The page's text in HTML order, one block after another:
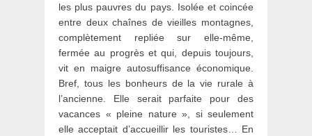
les plus pauvres du pays. Isolée et coincée
entre deux chaînes de vieilles montagnes,
complètement repliée sur elle-même,
fermée au progrès et qui, depuis toujours,
vit en maigre autosuffisance économique.
Bref, tous les bonheurs de la vie rurale à
l’ancienne. Elle serait parfaite pour des
vacances « pleine nature », si seulement
elle acceptait d’accueillir les touristes… En